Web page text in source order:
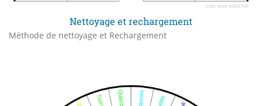
Nettoyage et rechargement
Méthode de nettoyage et Rechargement